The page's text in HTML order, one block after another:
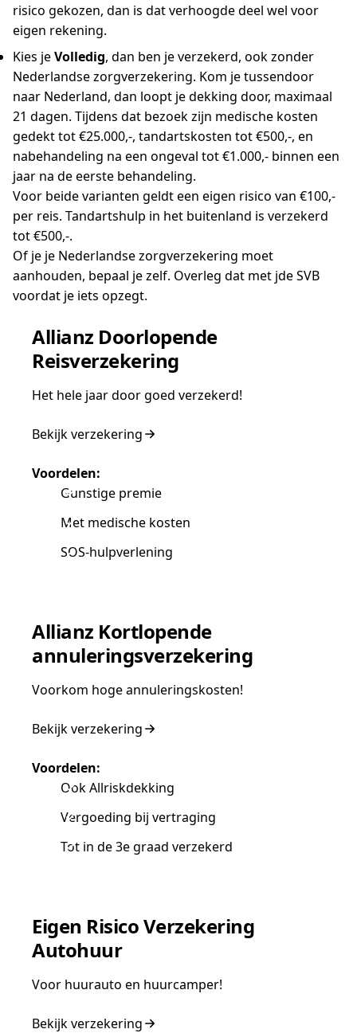
risico gekozen, dan is dat verhoogde deel wel voor
eigen rekening.
Kies jeVolledig, dan ben je verzekerd, ook zonder
Nederlandse zorgverzekering. Kom je tussendoor
naar Nederland, dan loopt je dekking door, maximaal
21 dagen. Tijdens dat bezoek zijn medische kosten
gedekt tot €25.000,-, tandartskosten tot €500,-, en
nabehandeling na een ongeval tot €1.000,- binnen een
jaar na de eerste behandeling.
Voor beide varianten geldt een eigen risico van €100,-
per reis. Tandartshulp in het buitenland is verzekerd
tot €500,-.
Of je je Nederlandse zorgverzekering moet
aanhouden, bepaal je zelf. Overleg dat met jde SVB
voordat je iets opzegt.
Allianz Doorlopende
Reisverzekering
Het hele jaar door goed verzekerd!
Bekijk verzekering
Voordelen:
Gunstige premie
Met medische kosten
SOS-hulpverlening
Allianz Kortlopende
annuleringsverzekering
Voorkom hoge annuleringskosten!
Bekijk verzekering
Voordelen:
Ook Allriskdekking
Vergoeding bij vertraging
Tot in de 3e graad verzekerd
Eigen Risico Verzekering
Autohuur
Voor huurauto en huurcamper!
Bekijk verzekering